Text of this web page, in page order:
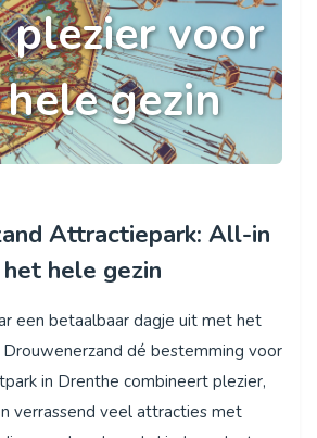
voor
gezin
Attractiepark: All-in
hele gezin
een betaalbaar dagje uit met het
Drouwenerzand dé bestemming voor
in Drenthe combineert plezier,
verrassend veel attracties met